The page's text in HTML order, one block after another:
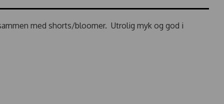
med shorts/bloomer. Utrolig myk og god i